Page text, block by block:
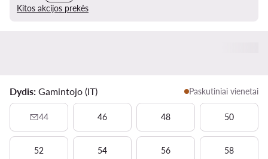
Kitos akcijos prekės
Dydis: Gamintojo (IT) Paskutiniai vienetai
44 46 48 50
52 54 56 58